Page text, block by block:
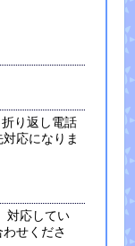
り返し電話
応になりま
対応してい
せくださ